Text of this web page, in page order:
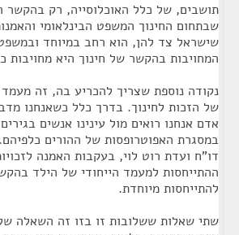
תושבים, של כלל האוכלוסייה, רק בהקשר
שבתחום החינוך המשפט הבינלאומי
שישראל צד להן, הוא רחב במיוחד
המחויבות בהקשר של חינוך היא מחויבות
נקודה נוספת שצריך להכריע בה, זה
של הזכות לחינוך. בדרך כלל כשאנחנו
אדם אנחנו רואים מול עינינו אנשים
במסגרת האפוטרופסות של ההורים
דו"ח ועדת רוט לוי, בעקבות האמנה
ההתייחסות למעמד הייחודי של הילד
להתייחסות מיוחדת.
שתי שאלות ששלובות זו בזו זה השאלה